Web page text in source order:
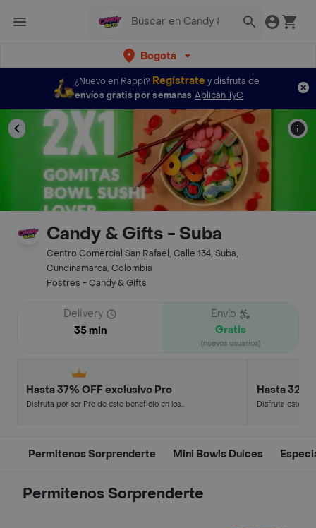
Bogotá
¿Nuevo en Rappi? Regístratey disfruta de
envíos gratis por semanas Aplican TyC
Candy & Gifts - Suba
Centro Comercial San Rafael, Calle 134, Suba,
Cundinamarca, Colombia
Postres - Candy & Gifts
Delivery
35 min
Envío
Gratis
(nuevos usuarios)
Hasta 37% OFF exclusivo Pro
Disfruta por ser Pro de este beneficio en los
Hasta 32%
Disfruta este
Permitenos Sorprenderte Mini Bowls Dulces
Permitenos Sorprenderte